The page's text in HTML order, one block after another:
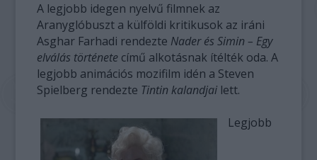
A legjobb idegen nyelvű filmnek az
Aranyglóbuszt a külföldi kritikusok az iráni
Asghar Farhadi rendezte Nader és Simin – Egy
elválás története című alkotásnak ítélték oda. A
legjobb animációs mozifilm idén a Steven
Spielberg rendezte Tintin kalandjai lett.
Legjobb